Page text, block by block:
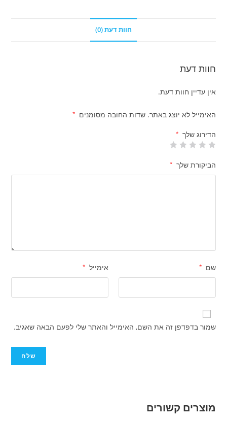
חוות דעת (0)
חוות דעת
אין עדיין חוות דעת.
האימייל לא יוצג באתר. שדות החובה מסומנים *
הדירוג שלך *
הביקורת שלך *
שם * אימייל *
שמור בדפדפן זה את השם, האימייל והאתר שלי לפעם הבאה שאגיב.
מוצרים קשורים